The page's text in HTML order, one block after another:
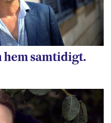
hem samtidigt.